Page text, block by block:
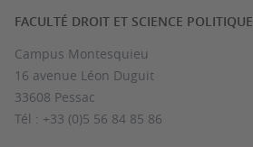
FACULTÉ DROIT ET SCIENCE POLITIQUE
Campus Montesquieu
16 avenue Léon Duguit
33608 Pessac
Tél : +33 (0)5 56 84 85 86